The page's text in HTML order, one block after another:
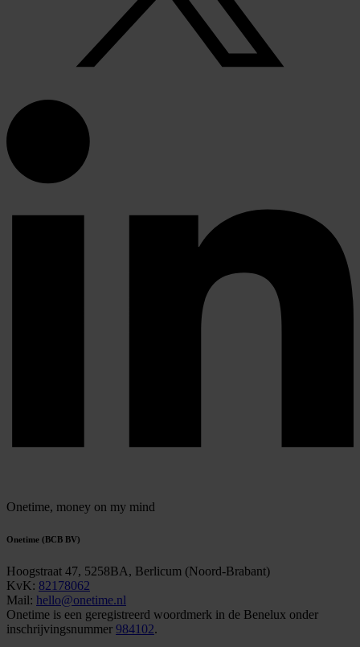
Onetime, money on my mind
Onetime (BCB BV)
Hoogstraat 47, 5258BA, Berlicum (Noord-Brabant)
KvK: 82178062
Mail: hello@onetime.nl
Onetime is een geregistreerd woordmerk in de Benelux onder
inschrijvingsnummer 984102.